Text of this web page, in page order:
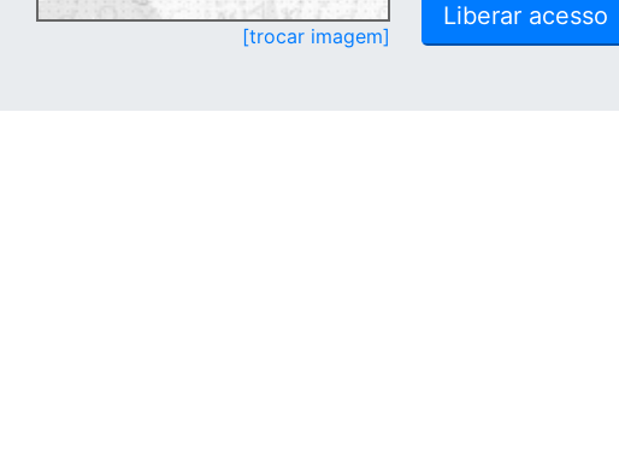
[trocar imagem]